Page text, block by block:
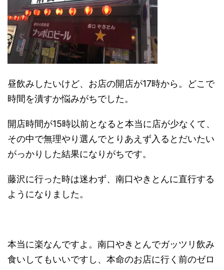
昼飲みしたいけど、お店の開店が17時から。どこで
時間を潰すか悩みがちでした。
開店時間が15時以前となると本当に店が少なくて、
その中で無理やり選んでとりあえず入るとだいたい
がっかりした結果になりがちです。
藤沢に行った時は迷わず、南口やきとんに直行する
ようになりました。
本当に楽なんですよ。南口やきとんでガッツリ飲み
食いしてもいいですし、本命のお店に行く前のゼロ